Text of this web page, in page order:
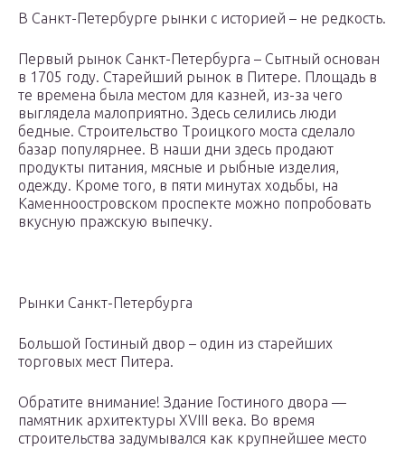
В Санкт-Петербурге рынки с историей – не редкость.
Первый рынок Санкт-Петербурга – Сытный основан
в 1705 году. Старейший рынок в Питере. Площадь в
те времена была местом для казней, из-за чего
выглядела малоприятно. Здесь селились люди
бедные. Строительство Троицкого моста сделало
базар популярнее. В наши дни здесь продают
продукты питания, мясные и рыбные изделия,
одежду. Кроме того, в пяти минутах ходьбы, на
Каменноостровском проспекте можно попробовать
вкусную пражскую выпечку.
Рынки Санкт-Петербурга
Большой Гостиный двор – один из старейших
торговых мест Питера.
Обратите внимание! Здание Гостиного двора —
памятник архитектуры XVIII века. Во время
строительства задумывался как крупнейшее место